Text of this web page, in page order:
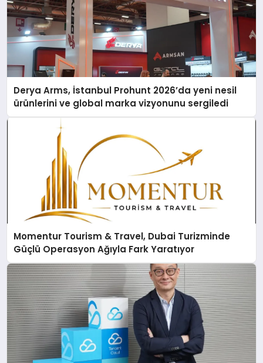
Derya Arms, İstanbul Prohunt 2026’da yeni nesil
ürünlerini ve global marka vizyonunu sergiledi
Momentur Tourism & Travel, Dubai Turizminde
Güçlü Operasyon Ağıyla Fark Yaratıyor